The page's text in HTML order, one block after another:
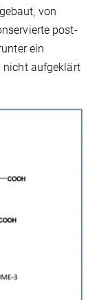
von
post-
ein
nicht aufgeklärt